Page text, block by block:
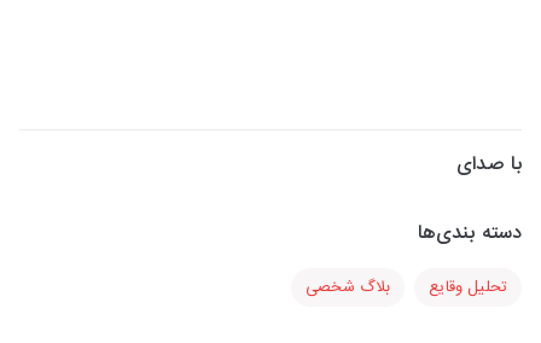
با صدای
دسته بندی‌ها
تحلیل وقایع بلاگ شخصی